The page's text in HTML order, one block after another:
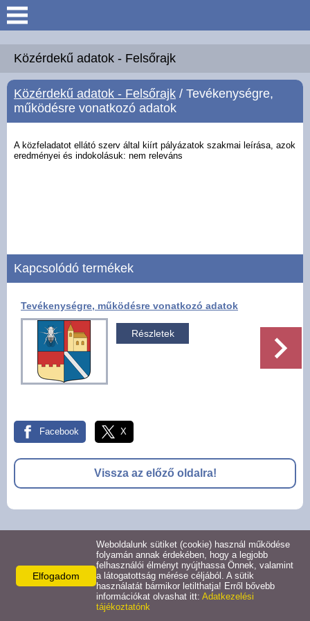
Keresés
Köszöntő
Hírek
Felsőrajk
Pályázatok
Választási információk -
Felsőrajk
Választási információk -
Alsórajk
Közérdekű adatok -
Alsórajk
Közérdekű adatok - Felsőrajk
Közérdekű adatok - Felsőrajk / Tevékenységre,
működésre vonatkozó adatok
A közfeladatot ellátó szerv által kiírt pályázatok szakmai leírása, azok
eredményei és indokolásuk: nem releváns
Kapcsolódó termékek
Tevékenységre, működésre vonatkozó adatok
Részletek
Facebook X
Vissza az előző oldalra!
Adatkezelési tájékoztató
Oldal információk Impresszum
Elfogadom
Weboldalunk sütiket (cookie) használ működése
folyamán annak érdekében, hogy a legjobb
felhasználói élményt nyújthassa Önnek, valamint
a látogatottság mérése céljából. A sütik
használatát bármikor letilthatja! Erről bővebb
információkat olvashat itt: Adatkezelési
tájékoztatónk